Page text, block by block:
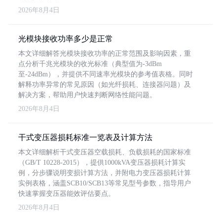
2026年8月4日
光模块接收功率多少是正常
本文详细解答光模块接收功率的正常范围及影响因素，重
点分析千兆光模块的收光标准（典型值为-3dBm
至-24dBm），并提供不同速率光模块的参考值表格。同时
解释功率异常的常见原因（如光纤损耗、连接器问题）及
解决方案，帮助用户快速判断网络性能问题。
2026年8月4日
干式变压器损耗标准一览表及计算方法
本文详细解析干式变压器空载损耗、负载损耗的国家标准
（GB/T 10228-2015），提供1000kVA变压器损耗计算实
例，分步骤说明变损计算方法，并附电力变压器损耗计算
实例表格，涵盖SCB10/SCB13等常见型号参数，指导用户
快速掌握变压器能效评估要点。
2026年8月4日